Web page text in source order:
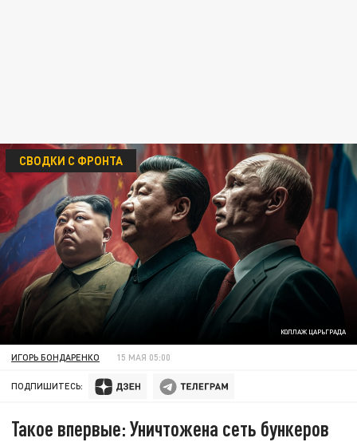
КОЛЛАЖ ЦАРЬГРАДА
СВОДКИ С ФРОНТА
ИГОРЬ БОНДАРЕНКО 15 МАЯ 05:00
ПОДПИШИТЕСЬ:
Такое впервые: Уничтожена сеть бункеров